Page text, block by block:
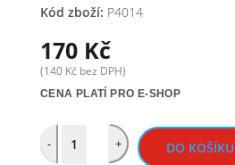
Kód zboží: P4014
170 Kč
(140 Kč bez DPH)
CENA PLATÍ PRO E-SHOP
Quantity
- + DO KOŠÍKU